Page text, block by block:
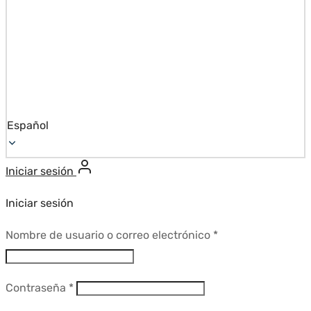
Español
Iniciar sesión
Iniciar sesión
Nombre de usuario o correo electrónico *Requerido
Contraseña *Requerido